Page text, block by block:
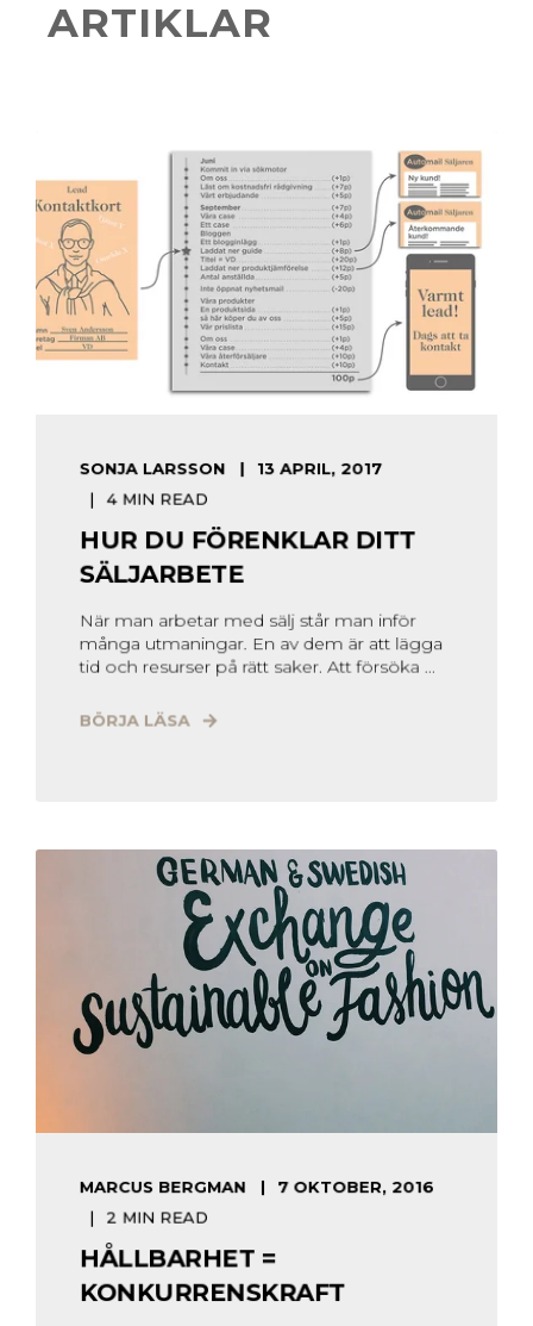
ARTIKLAR
SONJA LARSSON 13 APRIL, 2017
4 MIN READ
HUR DU FÖRENKLAR DITT
SÄLJARBETE
När man arbetar med sälj står man inför
många utmaningar. En av dem är att lägga
tid och resurser på rätt saker. Att försöka ...
BÖRJA LÄSA
MARCUS BERGMAN 7 OKTOBER, 2016
2 MIN READ
HÅLLBARHET =
KONKURRENSKRAFT